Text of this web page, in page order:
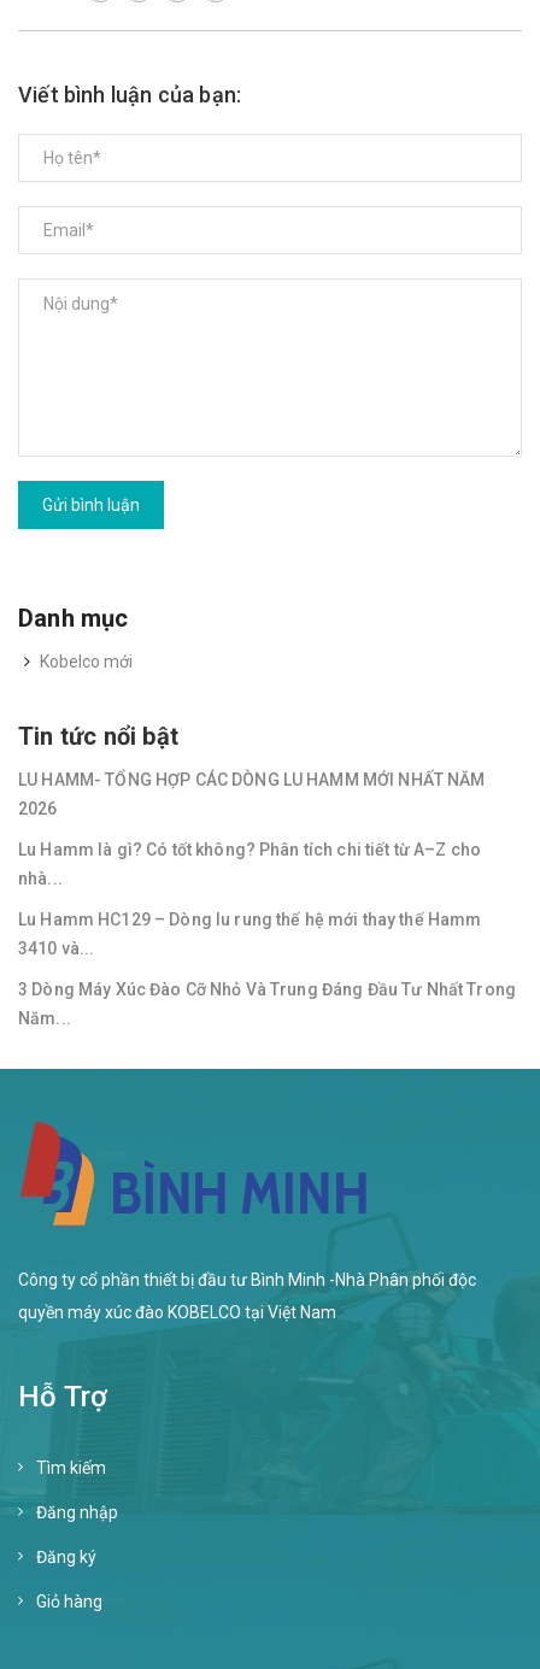
Viết bình luận của bạn:
Gửi bình luận
Danh mục
Kobelco mới
Tin tức nổi bật
LU HAMM- TỔNG HỢP CÁC DÒNG LU HAMM MỚI NHẤT NĂM
2026
Lu Hamm là gì? Có tốt không? Phân tích chi tiết từ A–Z cho
nhà...
Lu Hamm HC129 – Dòng lu rung thế hệ mới thay thế Hamm
3410 và...
3 Dòng Máy Xúc Đào Cỡ Nhỏ Và Trung Đáng Đầu Tư Nhất Trong
Năm...
Công ty cổ phần thiết bị đầu tư Bình Minh -Nhà Phân phối độc
quyền máy xúc đào KOBELCO tại Việt Nam
Hỗ Trợ
Tìm kiếm
Đăng nhập
Đăng ký
Giỏ hàng